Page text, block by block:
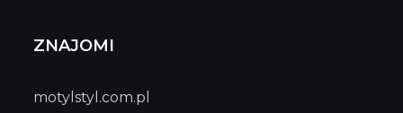
ZNAJOMI
motylstyl.com.pl